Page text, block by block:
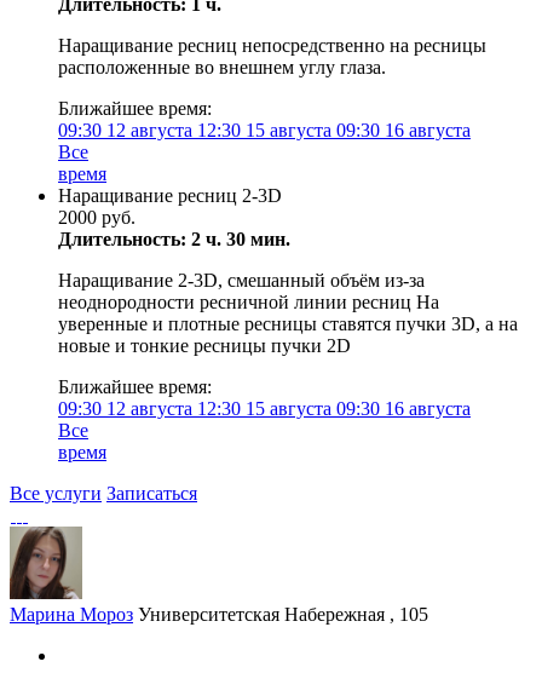
Длительность: 1 ч.
Наращивание ресниц непосредственно на ресницы
расположенные во внешнем углу глаза.
Ближайшее время:
09:30 12 августа 12:30 15 августа 09:30 16 августа
Все
время
Наращивание ресниц 2-3D
2000 руб.
Длительность: 2 ч. 30 мин.
Наращивание 2-3D, смешанный объём из-за
неоднородности ресничной линии ресниц На
уверенные и плотные ресницы ставятся пучки 3D, а на
новые и тонкие ресницы пучки 2D
Ближайшее время:
09:30 12 августа 12:30 15 августа 09:30 16 августа
Все
время
Все услуги Записаться
Марина Мороз Университетская Набережная , 105